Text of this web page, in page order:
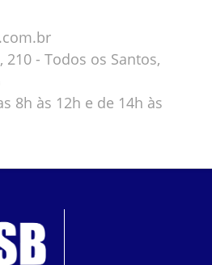
- Todos os Santos,
8h às 12h e de 14h às